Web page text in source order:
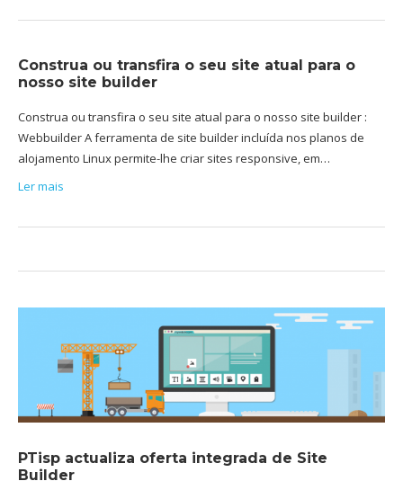
Construa ou transfira o seu site atual para o
nosso site builder
Construa ou transfira o seu site atual para o nosso site builder :
Webbuilder A ferramenta de site builder incluída nos planos de
alojamento Linux permite-lhe criar sites responsive, em…
Ler mais
PTisp actualiza oferta integrada de Site
Builder